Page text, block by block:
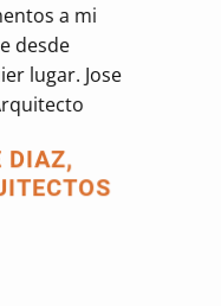
a mi
desde
lugar. Jose
DIAZ,